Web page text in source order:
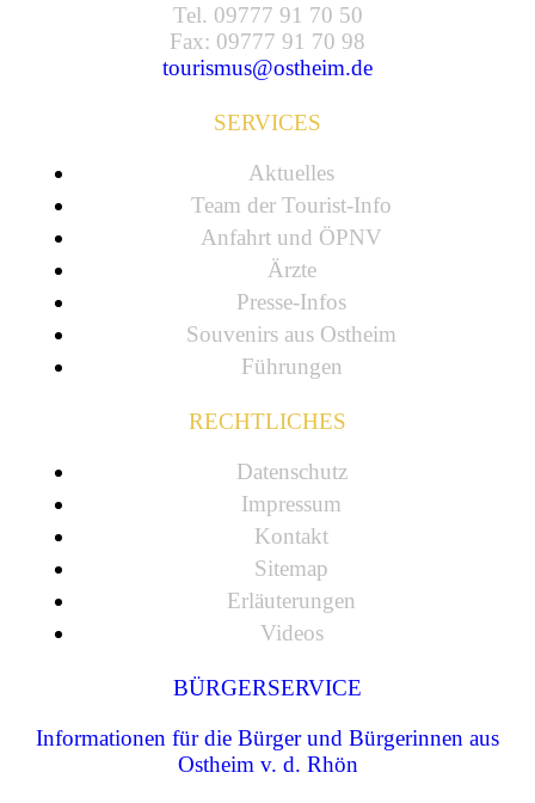
Tel. 09777 91 70 50
Fax: 09777 91 70 98
tourismus@ostheim.de
SERVICES
Aktuelles
Team der Tourist-Info
Anfahrt und ÖPNV
Ärzte
Presse-Infos
Souvenirs aus Ostheim
Führungen
RECHTLICHES
Datenschutz
Impressum
Kontakt
Sitemap
Erläuterungen
Videos
BÜRGERSERVICE
Informationen für die Bürger und Bürgerinnen aus
Ostheim v. d. Rhön